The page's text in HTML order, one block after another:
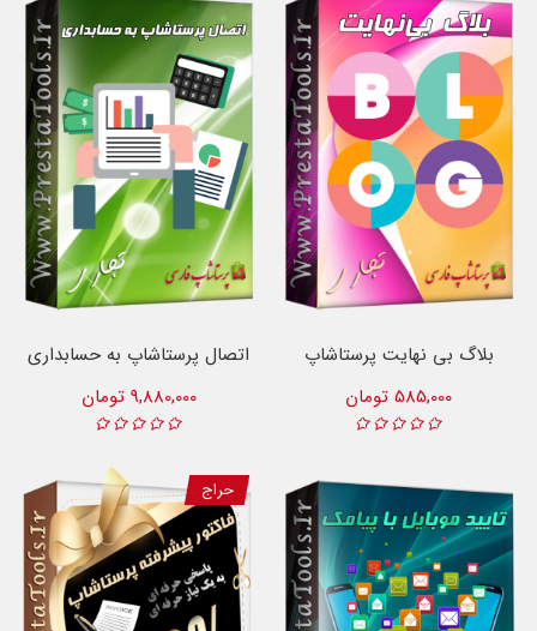
بلاگ بی نهایت پرستاشاپ
585,000 تومان
اتصال پرستاشاپ به حسابداری
9,880,000 تومان
حراج